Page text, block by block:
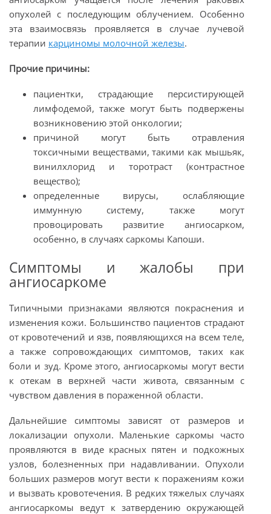
опухолей с последующим облучением. Особенно
эта взаимосвязь проявляется в случае лучевой
терапии карциномы молочной железы.
Прочие причины:
пациентки, страдающие персистирующей
лимфодемой, также могут быть подвержены
возникновению этой онкологии;
причиной могут быть отравления
токсичными веществами, такими как мышьяк,
винилхлорид и торотраст (контрастное
вещество);
определенные вирусы, ослабляющие
иммунную систему, также могут
провоцировать развитие ангиосарком,
особенно, в случаях саркомы Капоши.
Симптомы и жалобы при
ангиосаркоме
Типичными признаками являются покраснения и
изменения кожи. Большинство пациентов страдают
от кровотечений и язв, появляющихся на всем теле,
а также сопровождающих симптомов, таких как
боли и зуд. Кроме этого, ангиосаркомы могут вести
к отекам в верхней части живота, связанным с
чувством давления в пораженной области.
Дальнейшие симптомы зависят от размеров и
локализации опухоли. Маленькие саркомы часто
проявляются в виде красных пятен и подкожных
узлов, болезненных при надавливании. Опухоли
больших размеров могут вести к поражениям кожи
и вызвать кровотечения. В редких тяжелых случаях
ангиосаркомы ведут к затвердению окружающей